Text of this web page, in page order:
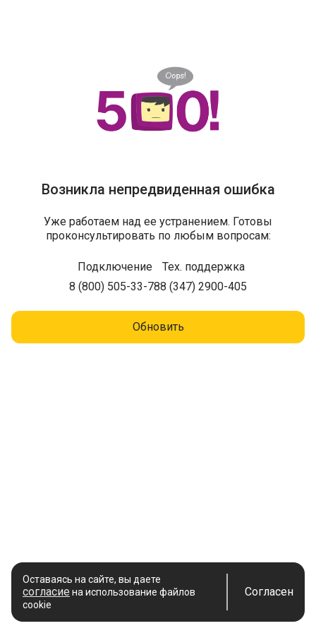
Возникла непредвиденная ошибка
Уже работаем над ее устранением. Готовы
проконсультировать по любым вопросам:
Подключение
8 (800) 505-33-78
Тех. поддержка
8 (347) 2900-405
Обновить
Оставаясь на сайте, вы даете
согласие на использование файлов
cookie
Согласен